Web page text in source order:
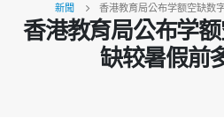
新聞
香港教育局公布学额空缺数
香港教育局公布学
缺较暑假前